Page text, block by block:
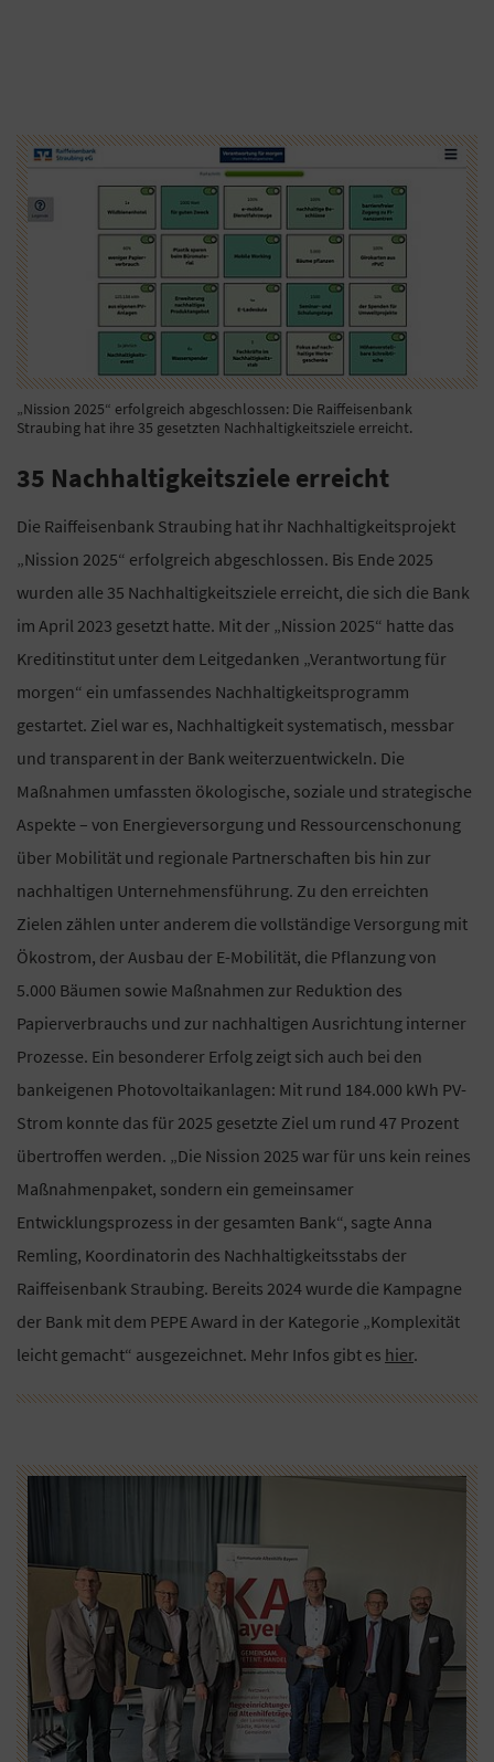
„Nission 2025“ erfolgreich abgeschlossen: Die Raiffeisenbank
Straubing hat ihre 35 gesetzten Nachhaltigkeitsziele erreicht.
35 Nachhaltigkeitsziele erreicht
Die Raiffeisenbank Straubing hat ihr Nachhaltigkeitsprojekt
„Nission 2025“ erfolgreich abgeschlossen. Bis Ende 2025
wurden alle 35 Nachhaltigkeitsziele erreicht, die sich die Bank
im April 2023 gesetzt hatte. Mit der „Nission 2025“ hatte das
Kreditinstitut unter dem Leitgedanken „Verantwortung für
morgen“ ein umfassendes Nachhaltigkeitsprogramm
gestartet. Ziel war es, Nachhaltigkeit systematisch, messbar
und transparent in der Bank weiterzuentwickeln. Die
Maßnahmen umfassten ökologische, soziale und strategische
Aspekte – von Energieversorgung und Ressourcenschonung
über Mobilität und regionale Partnerschaften bis hin zur
nachhaltigen Unternehmensführung. Zu den erreichten
Zielen zählen unter anderem die vollständige Versorgung mit
Ökostrom, der Ausbau der E-Mobilität, die Pflanzung von
5.000 Bäumen sowie Maßnahmen zur Reduktion des
Papierverbrauchs und zur nachhaltigen Ausrichtung interner
Prozesse. Ein besonderer Erfolg zeigt sich auch bei den
bankeigenen Photovoltaikanlagen: Mit rund 184.000 kWh PV-
Strom konnte das für 2025 gesetzte Ziel um rund 47 Prozent
übertroffen werden. „Die Nission 2025 war für uns kein reines
Maßnahmenpaket, sondern ein gemeinsamer
Entwicklungsprozess in der gesamten Bank“, sagte Anna
Remling, Koordinatorin des Nachhaltigkeitsstabs der
Raiffeisenbank Straubing. Bereits 2024 wurde die Kampagne
der Bank mit dem PEPE Award in der Kategorie „Komplexität
leicht gemacht“ ausgezeichnet. Mehr Infos gibt es hier.